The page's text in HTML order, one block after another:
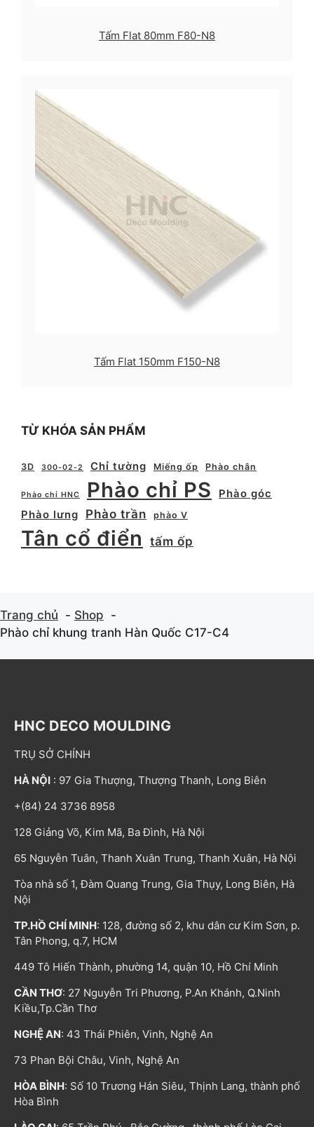
Tấm Flat 80mm F80-N8
Tấm Flat 150mm F150-N8
TỪ KHÓA SẢN PHẨM
3D 300-02-2 Chỉ tường Miếng ốp Phào chân
Phào chỉ HNC Phào chỉ PS
Phào góc
Phào lưng
Phào trần phào V
Tân cổ điển tấm ốp
Trang chủ
Shop
Phào chỉ khung tranh Hàn Quốc C17-C4
HNC DECO MOULDING
TRỤ SỞ CHÍNH
HÀ NỘI : 97 Gia Thượng, Thượng Thanh, Long Biên
+(84) 24 3736 8958
128 Giảng Võ, Kim Mã, Ba Đình, Hà Nội
65 Nguyễn Tuân, Thanh Xuân Trung, Thanh Xuân, Hà Nội
Tòa nhà số 1, Đàm Quang Trung, Gia Thụy, Long Biên, Hà
Nội
TP.HỒ CHÍ MINH: 128, đường số 2, khu dân cư Kim Sơn, p.
Tân Phong, q.7, HCM
449 Tô Hiến Thành, phường 14, quận 10, Hồ Chí Minh
CẦN THƠ: 27 Nguyễn Tri Phương, P.An Khánh, Q.Ninh
Kiều,Tp.Cần Thơ
NGHỆ AN: 43 Thái Phiên, Vinh, Nghệ An
73 Phan Bội Châu, Vinh, Nghệ An
HÒA BÌNH: Số 10 Trương Hán Siêu, Thịnh Lang, thành phố
Hòa Bình